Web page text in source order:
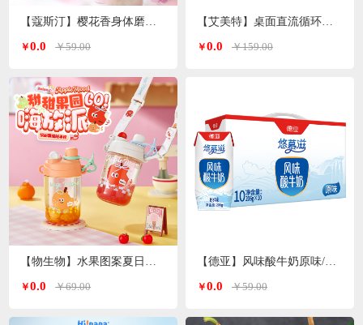
￥0.0 ￥59.00
￥0.0 ￥69.00
￥0.0 ￥159.00
￥0.0 ￥59.00